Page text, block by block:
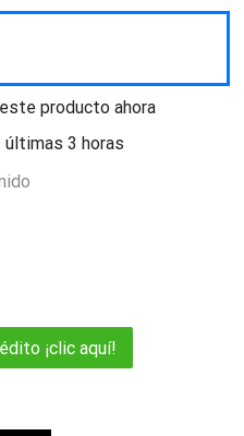
producto ahora
últimas 3 horas
¡clic aquí!